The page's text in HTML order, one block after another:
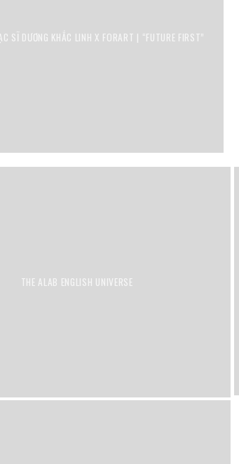
SĨ DƯƠNG KHẮC LINH X FORART | “FUTURE FIRST”
THE ALAB ENGLISH UNIVERSE